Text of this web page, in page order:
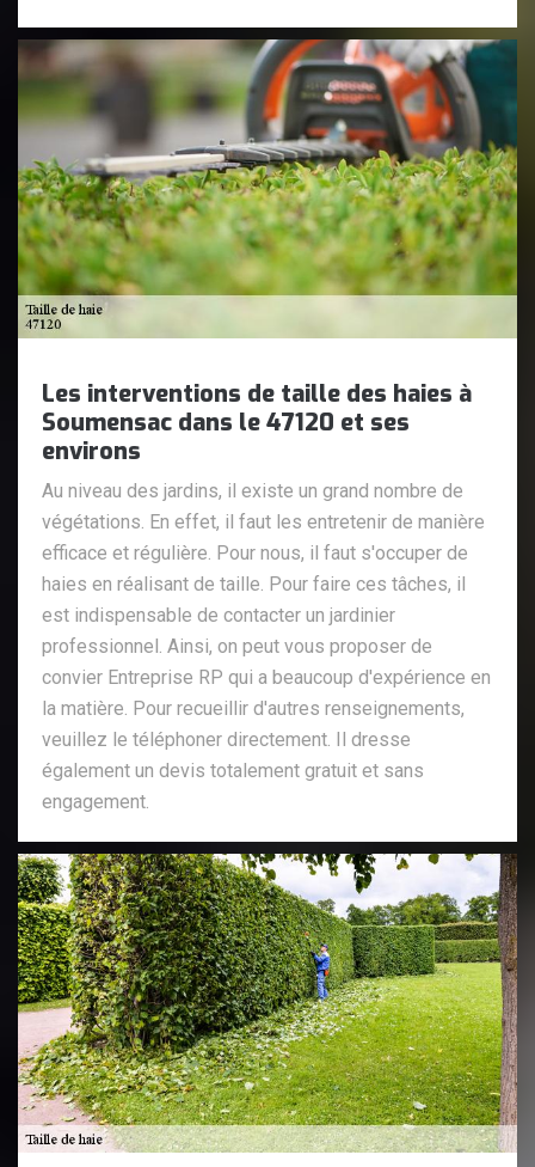
Les interventions de taille des haies à
Soumensac dans le 47120 et ses
environs
Au niveau des jardins, il existe un grand nombre de
végétations. En effet, il faut les entretenir de manière
efficace et régulière. Pour nous, il faut s'occuper de
haies en réalisant de taille. Pour faire ces tâches, il
est indispensable de contacter un jardinier
professionnel. Ainsi, on peut vous proposer de
convier Entreprise RP qui a beaucoup d'expérience en
la matière. Pour recueillir d'autres renseignements,
veuillez le téléphoner directement. Il dresse
également un devis totalement gratuit et sans
engagement.